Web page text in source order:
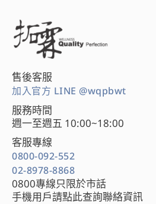
售後客服
加入官方 LINE @wqpbwt
服務時間
週一至週五 10:00~18:00
客服專線
0800-092-552
02-8978-8868
0800專線只限於市話
手機用戶請點此查詢聯絡資訊